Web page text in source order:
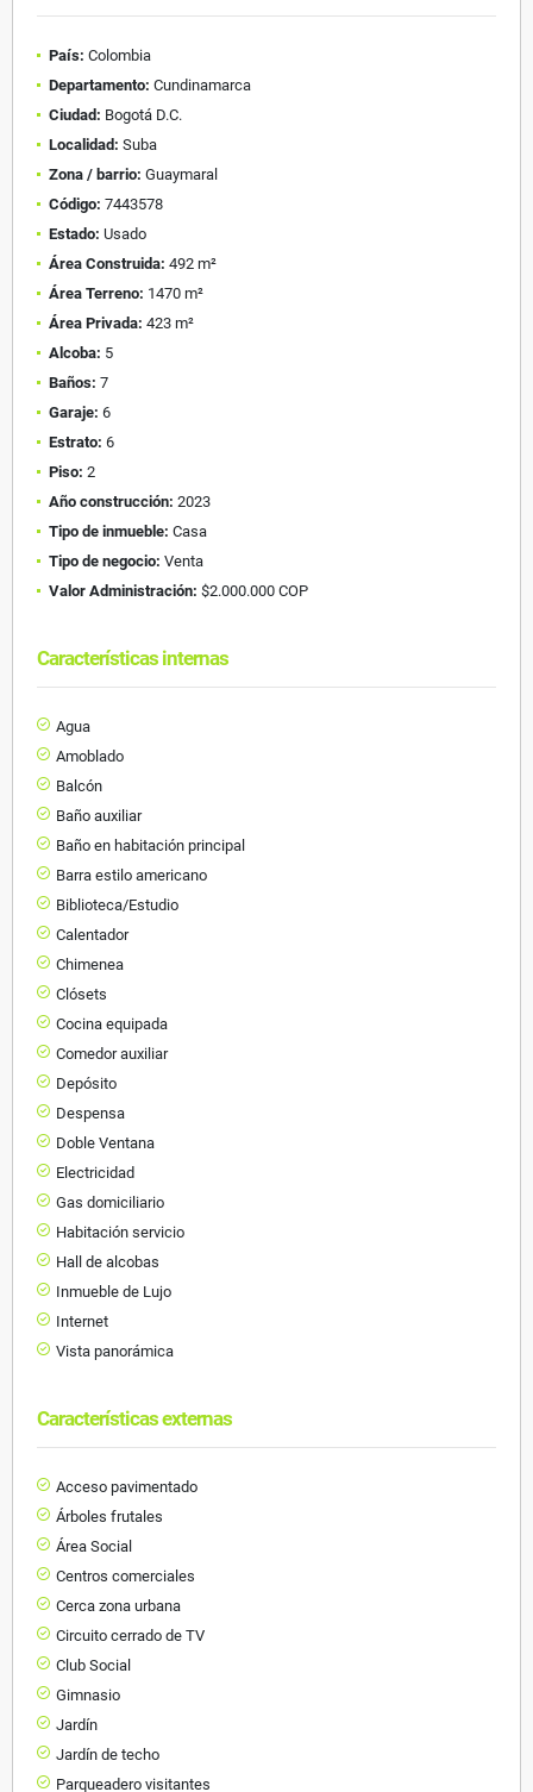
País: Colombia
Departamento: Cundinamarca
Ciudad: Bogotá D.C.
Localidad: Suba
Zona / barrio: Guaymaral
Código: 7443578
Estado: Usado
Área Construida: 492 m²
Área Terreno: 1470 m²
Área Privada: 423 m²
Alcoba: 5
Baños: 7
Garaje: 6
Estrato: 6
Piso: 2
Año construcción: 2023
Tipo de inmueble: Casa
Tipo de negocio: Venta
Valor Administración: $2.000.000 COP
Características internas
Agua
Amoblado
Balcón
Baño auxiliar
Baño en habitación principal
Barra estilo americano
Biblioteca/Estudio
Calentador
Chimenea
Clósets
Cocina equipada
Comedor auxiliar
Depósito
Despensa
Doble Ventana
Electricidad
Gas domiciliario
Habitación servicio
Hall de alcobas
Inmueble de Lujo
Internet
Vista panorámica
Características externas
Acceso pavimentado
Árboles frutales
Área Social
Centros comerciales
Cerca zona urbana
Circuito cerrado de TV
Club Social
Gimnasio
Jardín
Jardín de techo
Parqueadero visitantes